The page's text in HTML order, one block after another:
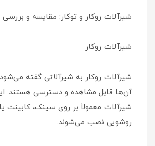
شیرآلات روکار و توکار: مقایسه و بررسی
شیرآلات روکار
شیرآلات روکار به شیرآلاتی گفته
آن‌ها قابل مشاهده و دسترسی هستند.
شیرآلات معمولاً بر روی سینک، کابینت
روشویی نصب می‌شوند.